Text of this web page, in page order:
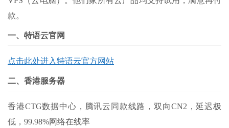
款。
一、特语云官网
点击此处进入特语云官方网站
二、香港服务器
香港CTG数据中心，腾讯云同款线路，双向CN2 ，延迟极
低， 99.98%网络在线率